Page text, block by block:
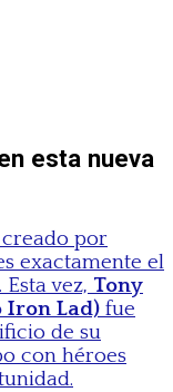
esta nueva
por
exactamente el
vez, Tony
Iron Lad) fue
de su
con héroes